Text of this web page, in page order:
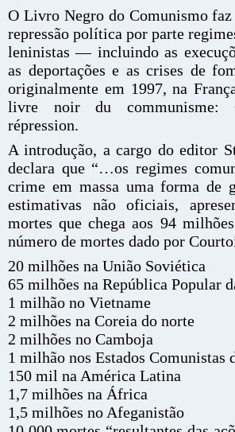
O Livro Negro do Comunismo
repressão política por parte
leninistas — incluindo as
as deportações e as crises de
originalmente em 1997, na
livre noir du communisme:
répression.
A introdução, a cargo do editor
declara que “…os regimes
crime em massa uma forma de
estimativas não oficiais,
mortes que chega aos 94
número de mortes dado por
20 milhões na União Soviética
65 milhões na República Popular
1 milhão no Vietname
2 milhões na Coreia do norte
2 milhões no Camboja
1 milhão nos Estados Comunistas
150 mil na América Latina
1,7 milhões na África
1,5 milhões no Afeganistão